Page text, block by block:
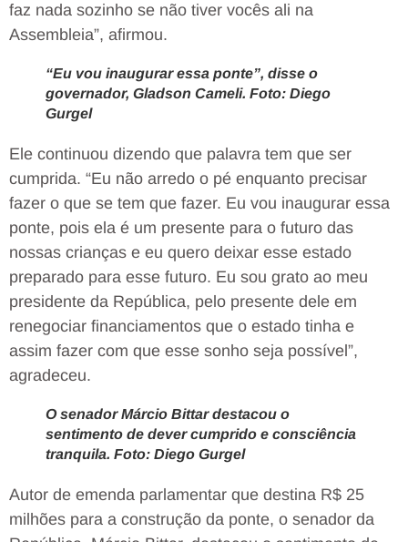
faz nada sozinho se não tiver vocês ali na
Assembleia”, afirmou.
“Eu vou inaugurar essa ponte”, disse o
governador, Gladson Cameli. Foto: Diego
Gurgel
Ele continuou dizendo que palavra tem que ser
cumprida. “Eu não arredo o pé enquanto precisar
fazer o que se tem que fazer. Eu vou inaugurar essa
ponte, pois ela é um presente para o futuro das
nossas crianças e eu quero deixar esse estado
preparado para esse futuro. Eu sou grato ao meu
presidente da República, pelo presente dele em
renegociar financiamentos que o estado tinha e
assim fazer com que esse sonho seja possível”,
agradeceu.
O senador Márcio Bittar destacou o
sentimento de dever cumprido e consciência
tranquila. Foto: Diego Gurgel
Autor de emenda parlamentar que destina R$ 25
milhões para a construção da ponte, o senador da